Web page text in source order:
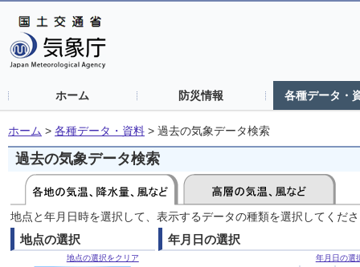
ホーム 防災情報 各種データ・
ホーム > 各種データ・資料 > 過去の気象データ検索
過去の気象データ検索
地点と年月日時を選択して、表示するデータの種類を選択してくだ
地点の選択
地点の選択をクリア
年月日の選択
年月日の選